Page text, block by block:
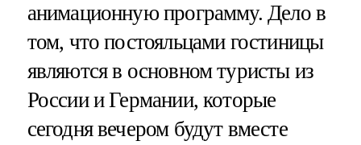
анимационную программу. Дело в
том, что постояльцами гостиницы
являются в основном туристы из
России и Германии, которые
сегодня вечером будут вместе